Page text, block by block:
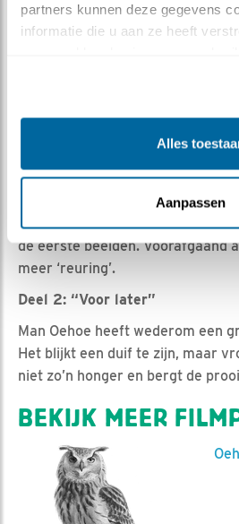
partners kunnen deze gegevens
informatie die u aan ze heeft
Alles
Aanpassen
Terug naar vorige
Romke Visser | Geplaatst op 5
Vind ik leuk| Bewaar dit
In een drieluik breng ik jullie nog
week. Vanaf 23 februari hadden
de eerste beelden. Voorafgaand
meer ‘reuring’.
Deel 2: “Voor later”
Man Oehoe heeft wederom een
Het blijkt een duif te zijn, maar
niet zo’n honger en bergt de
BEKIJK MEER